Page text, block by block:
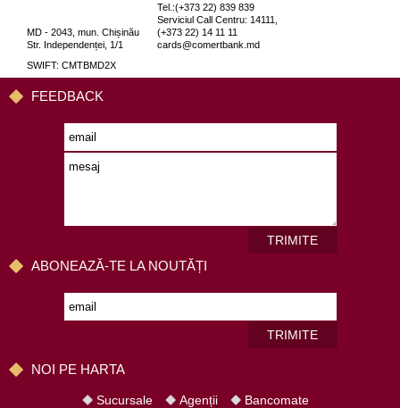
MD - 2043, mun. Chișinău
Str. Independenței, 1/1
Tel.:(+373 22) 839 839
Serviciul Call Centru: 14111,
(+373 22) 14 11 11
cards@comertbank.md
SWIFT: CMTBMD2X
FEEDBACK
TRIMITE
ABONEAZĂ-TE LA NOUTĂȚI
TRIMITE
NOI PE HARTA
Sucursale Agenții Bancomate